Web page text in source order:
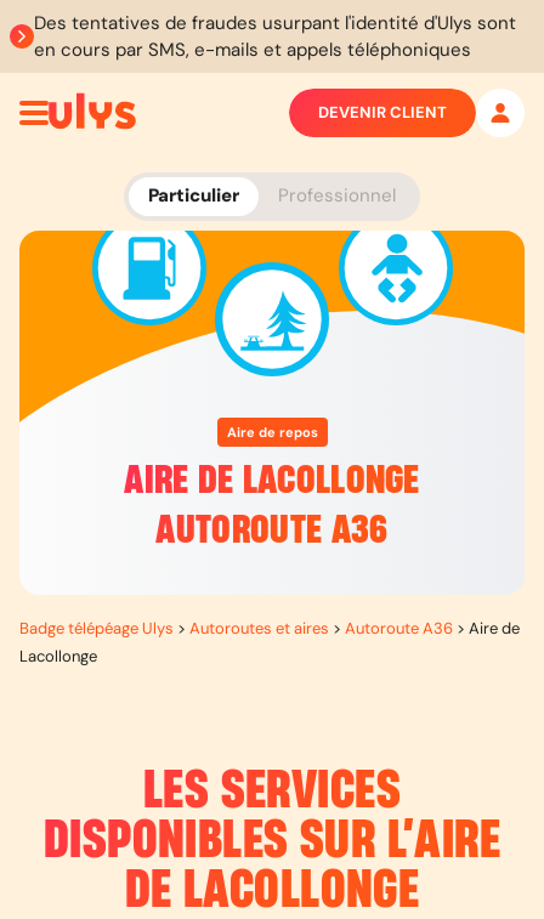
Des tentatives de fraudes usurpant l'identité d'Ulys sont
en cours par SMS, e-mails et appels téléphoniques
Particulier Professionnel
DEVENIR CLIENT
Aire de repos
AIRE DE LACOLLONGE
AUTOROUTE A36
Badge télépéage Ulys > Autoroutes et aires > Autoroute A36 > Aire de
Lacollonge
LES SERVICES
DISPONIBLES SUR L’AIRE
DE LACOLLONGE